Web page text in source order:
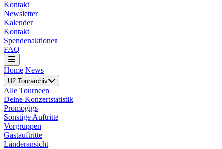
Kontakt
Newsletter
Kalender
Kontakt
Spendenaktionen
FAQ
Home News
U2 Tourarchiv
Alle Tourneen
Deine Konzertstatistik
Promogigs
Sonstige Auftritte
Vorgruppen
Gastauftritte
Länderansicht